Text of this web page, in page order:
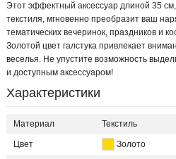
Этот эффектный аксессуар длиной 35
текстиля, мгновенно преобразит ваш
тематических вечеринок, праздников и
Золотой цвет галстука привлекает
веселья. Не упустите возможность
и доступным аксессуаром!
Характеристики
Материал Текстиль
Цвет Золото